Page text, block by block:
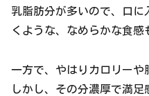
乳脂肪分が多いので、口
くような、なめらかな食感
一方で、やはりカロリーや
しかし、その分濃厚で満足